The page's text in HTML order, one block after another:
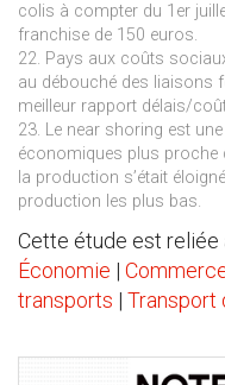
colis à compter du 1er
franchise de 150 euros.
22. Pays aux coûts
au débouché des liaisons
meilleur rapport délais/
23. Le near shoring est
économiques plus
la production s’était
production les plus bas.
Cette étude est reliée
Économie |
transports | Transport